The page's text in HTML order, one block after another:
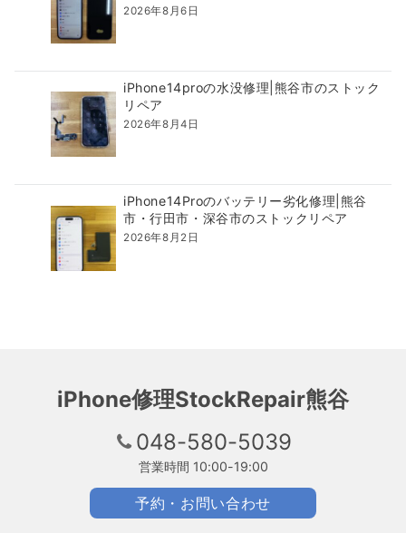
2026年8月6日
iPhone14proの水没修理|熊谷市のストック
リペア
2026年8月4日
iPhone14Proのバッテリー劣化修理|熊谷
市・行田市・深谷市のストックリペア
2026年8月2日
iPhone修理StockRepair熊谷
048-580-5039
営業時間 10:00-19:00
予約・お問い合わせ